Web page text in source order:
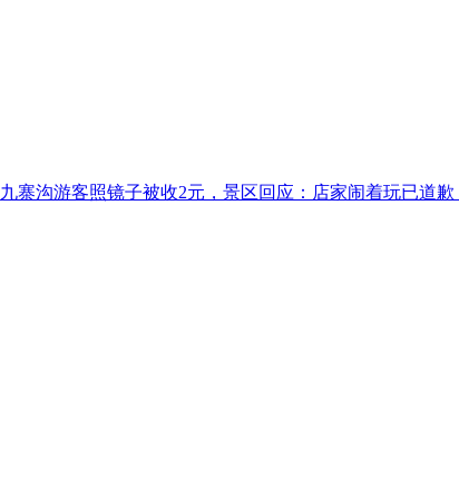
九寨沟游客照镜子被收2元，景区回应：店家闹着玩已道歉